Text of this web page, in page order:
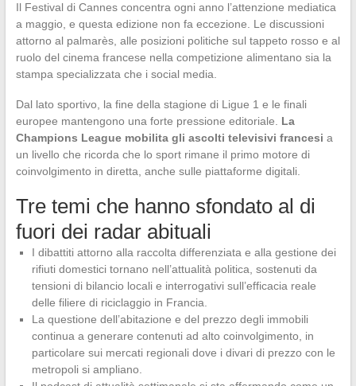
Il Festival di Cannes concentra ogni anno l’attenzione mediatica
a maggio, e questa edizione non fa eccezione. Le discussioni
attorno al palmarès, alle posizioni politiche sul tappeto rosso e al
ruolo del cinema francese nella competizione alimentano sia la
stampa specializzata che i social media.
Dal lato sportivo, la fine della stagione di Ligue 1 e le finali
europee mantengono una forte pressione editoriale. La
Champions League mobilita gli ascolti televisivi francesi a
un livello che ricorda che lo sport rimane il primo motore di
coinvolgimento in diretta, anche sulle piattaforme digitali.
Tre temi che hanno sfondato al di
fuori dei radar abituali
I dibattiti attorno alla raccolta differenziata e alla gestione dei
rifiuti domestici tornano nell’attualità politica, sostenuti da
tensioni di bilancio locali e interrogativi sull’efficacia reale
delle filiere di riciclaggio in Francia.
La questione dell’abitazione e del prezzo degli immobili
continua a generare contenuti ad alto coinvolgimento, in
particolare sui mercati regionali dove i divari di prezzo con le
metropoli si ampliano.